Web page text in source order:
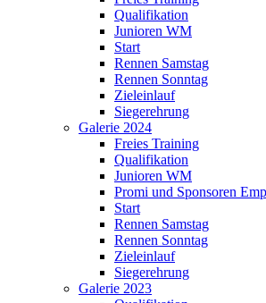
Qualifikation
Junioren WM
Start
Rennen Samstag
Rennen Sonntag
Zieleinlauf
Siegerehrung
Galerie 2024
Freies Training
Qualifikation
Junioren WM
Promi und Sponsoren
Start
Rennen Samstag
Rennen Sonntag
Zieleinlauf
Siegerehrung
Galerie 2023